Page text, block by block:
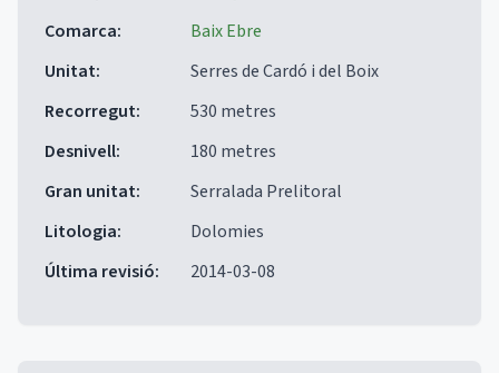
Comarca:
Baix Ebre
Unitat:
Serres de Cardó i del Boix
Recorregut:
530 metres
Desnivell:
180 metres
Gran unitat:
Serralada Prelitoral
Litologia:
Dolomies
Última revisió: 2014-03-08